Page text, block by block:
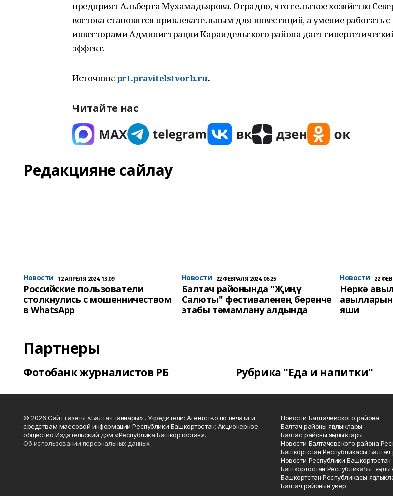
предприят Альберта Мухамадьярова. Отрадно, что сельское хозяйство
востока становится привлекательным для инвестиций, а умение работать с
инвесторами Администрации Караидельского района дает
эффект.
Источник:prt.pravitelstvorb.ru.
Читайте нас
Редакцияне сайлау
Новости 12 АПРЕЛЯ 2024, 13:09
Российские пользователи
столкнулись с мошенничеством
в WhatsApp
Новости 22 ФЕВРАЛЯ 2024, 06:25
Балтач районында "Җиңү
Салюты" фестиваленең беренче
этабы тәмамлану алдында
Новости 22
Нөркә
яши
Партнеры
Фотобанк журналистов РБ Рубрика "Еда и напитки"
© 2026 Сайт газеты «Балтач таннары» . Учредители: Агентство по печати и
средствам массовой информации Республики Башкортостан; Акционерное
общество Издательский дом «Республика Башкортостан».
Об использовании персональных данных
Новости Балтачевского района
Балтач районы яңалыклары
Балтас районы яңылыҡтары
Новости Балтачевского района
Башкортстан Республикасы Балтач
Новости Республики Башкортостан
Башҡортостан Республикаһы
Башкортстан Республикасы
Балтач районын увер